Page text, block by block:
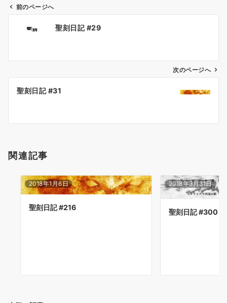
ン
前のページへ
聖刻日記 #29
次のページへ
聖刻日記 #31
関連記事
2018年1月6日
聖刻日記 #216
2018年3月31日
聖刻日記 #300